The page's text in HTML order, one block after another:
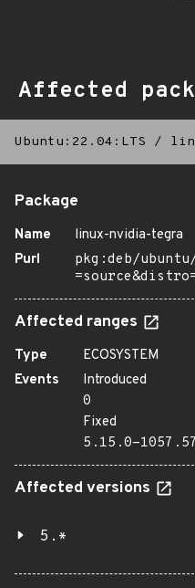
Affected
Ubuntu:22.04:LTS /
Package
Name
linux-nvidia-tegra
Purl
pkg:deb/
Affected ranges
Type
ECOSYSTEM
Events
Introduced
0
Fixed
5.15.0-1057.57
Affected versions
5.*